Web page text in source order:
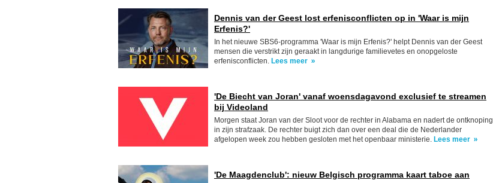
Dennis van der Geest lost erfenisconflicten op in 'Waar is mijn
Erfenis?'
In het nieuwe SBS6-programma 'Waar is mijn Erfenis?' helpt Dennis van der Geest
mensen die verstrikt zijn geraakt in langdurige familievetes en onopgeloste
erfenisconflicten. Lees meer
'De Biecht van Joran' vanaf woensdagavond exclusief te streamen
bij Videoland
Morgen staat Joran van der Sloot voor de rechter in Alabama en nadert de ontknoping
in zijn strafzaak. De rechter buigt zich dan over een deal die de Nederlander
afgelopen week zou hebben gesloten met het openbaar ministerie. Lees meer
'De Maagdenclub': nieuw Belgisch programma kaart taboe aan